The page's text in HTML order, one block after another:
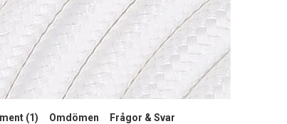
(1) Omdömen Frågor & Svar